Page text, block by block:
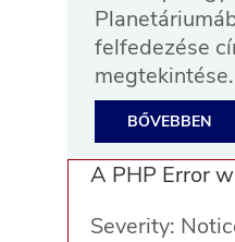
felfedezése
megtekintése.
BŐVEBBEN
A PHP Error
Severity: